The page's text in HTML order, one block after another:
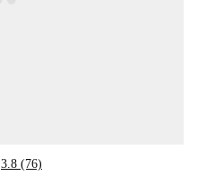
3.8 (76)